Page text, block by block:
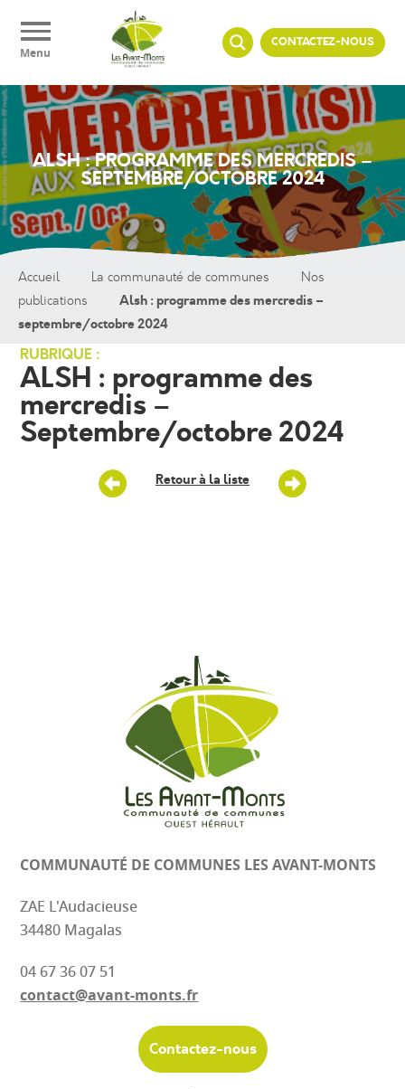
Menu
CONTACTEZ-NOUS
ALSH : PROGRAMME DES MERCREDIS –
SEPTEMBRE/OCTOBRE 2024
Accueil La communauté de communes
Nos
publications
Alsh : programme des mercredis –
septembre/octobre 2024
RUBRIQUE :
ALSH : programme des
mercredis –
Septembre/octobre 2024
Retour à la liste
COMMUNAUTÉ DE COMMUNES LES AVANT-MONTS
ZAE L'Audacieuse
34480 Magalas
04 67 36 07 51
contact@avant-monts.fr
Contactez-nous
Panneau de gestion des cookies